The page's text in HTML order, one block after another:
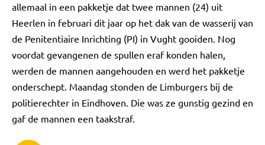
allemaal in een pakketje dat twee mannen (24) uit
Heerlen in februari dit jaar op het dak van de wasserij van
de Penitentiaire Inrichting (PI) in Vught gooiden. Nog
voordat gevangenen de spullen eraf konden halen,
werden de mannen aangehouden en werd het pakketje
onderschept. Maandag stonden de Limburgers bij de
politierechter in Eindhoven. Die was ze gunstig gezind en
gaf de mannen een taakstraf.